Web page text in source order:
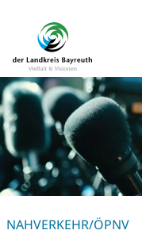
NAHVERKEHR/ÖPNV